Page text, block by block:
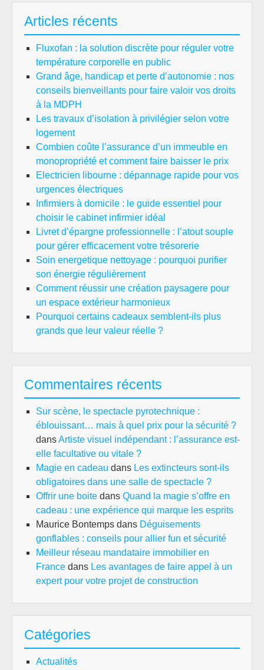
Articles récents
Fluxofan : la solution discrète pour réguler votre
température corporelle en public
Grand âge, handicap et perte d’autonomie : nos
conseils bienveillants pour faire valoir vos droits
à la MDPH
Les travaux d’isolation à privilégier selon votre
logement
Combien coûte l’assurance d’un immeuble en
monopropriété et comment faire baisser le prix
Electricien libourne : dépannage rapide pour vos
urgences électriques
Infirmiers à domicile : le guide essentiel pour
choisir le cabinet infirmier idéal
Livret d’épargne professionnelle : l’atout souple
pour gérer efficacement votre trésorerie
Soin energetique nettoyage : pourquoi purifier
son énergie régulièrement
Comment réussir une création paysagere pour
un espace extérieur harmonieux
Pourquoi certains cadeaux semblent-ils plus
grands que leur valeur réelle ?
Commentaires récents
Sur scène, le spectacle pyrotechnique :
éblouissant… mais à quel prix pour la sécurité ?
dansArtiste visuel indépendant : l’assurance est-
elle facultative ou vitale ?
Magie en cadeau dans Les extincteurs sont-ils
obligatoires dans une salle de spectacle ?
Offrir une boite dans Quand la magie s’offre en
cadeau : une expérience qui marque les esprits
Maurice Bontemps dans Déguisements
gonflables : conseils pour allier fun et sécurité
Meilleur réseau mandataire immobilier en
France dans Les avantages de faire appel à un
expert pour votre projet de construction
Catégories
Actualités